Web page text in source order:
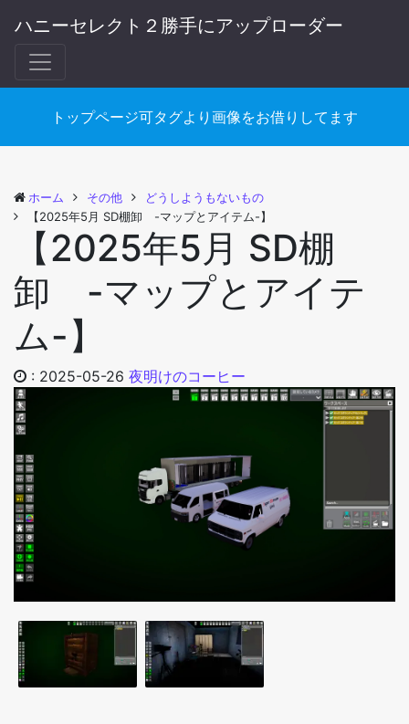
ハニーセレクト２勝手にアップローダー
トップページ可タグより画像をお借りしてます
ホーム その他
どうしようもないもの
【2025年5月 SD棚卸 -マップとアイテム-】
【2025年5月 SD棚
卸 -マップとアイテ
ム-】
: 2025-05-26 夜明けのコーヒー